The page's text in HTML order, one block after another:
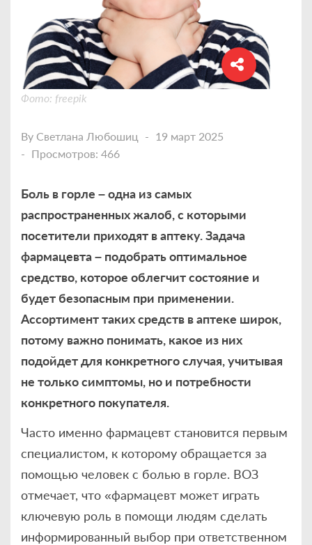
Фото: freepik
By Светлана Любошиц
19 март 2025
Просмотров: 466
Боль в горле – одна из самых
распространенных жалоб, с которыми
посетители приходят в аптеку. Задача
фармацевта – подобрать оптимальное
средство, которое облегчит состояние и
будет безопасным при применении.
Ассортимент таких средств в аптеке широк,
потому важно понимать, какое из них
подойдет для конкретного случая, учитывая
не только симптомы, но и потребности
конкретного покупателя.
Часто именно фармацевт становится первым
специалистом, к которому обращается за
помощью человек с болью в горле. ВОЗ
отмечает, что «фармацевт может играть
ключевую роль в помощи людям сделать
информированный выбор при ответственном